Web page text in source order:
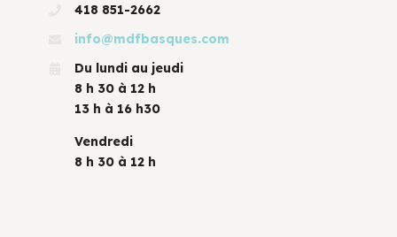
418 851-2662
info@mdfbasques.com
Du lundi au jeudi
8 h 30 à 12 h
13 h à 16 h30
Vendredi
8 h 30 à 12 h